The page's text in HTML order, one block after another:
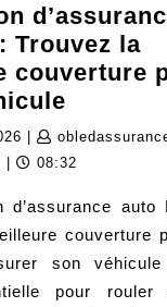
Trouvez la
couverture
auto
:
Trouvez
la
06
février
08:32
d’assurance auto
couverture
son
pour rouler